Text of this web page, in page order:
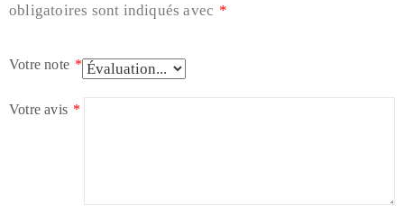
obligatoires sont indiqués avec *
Votre note *
Votre avis *